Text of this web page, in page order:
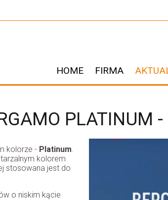
HOME FIRMA
PLATINUM -
kolorze - Platinum.
kolorem
stosowana jest do
o niskim kącie